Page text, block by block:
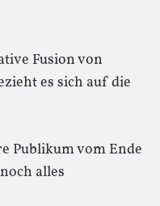
Fusion von
es sich auf die
Publikum vom Ende
alles